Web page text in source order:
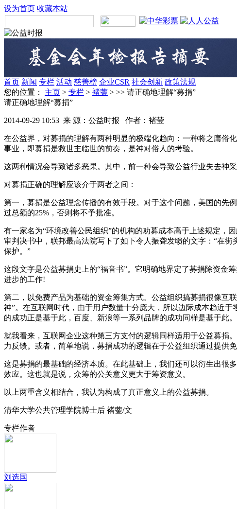
设为首页 收藏本站
首页 新闻 专栏 活动 慈善榜 企业CSR 社会创新 政策法规
您的位置： 主页 > 专栏 > 褚蓥 > >> 请正确地理解“募捐”
请正确地理解“募捐”
2014-09-29 10:53 来 源：公益时报 作者：褚莹
在公益界，对募捐的理解有两种明显的极端化趋向：一种将之庸俗
事业，即募捐是救世主临世的前奏，是神对俗人的考验。
这两种情况会导致诸多恶果。其中，前一种会导致公益行业失去神
对募捐正确的理解应该介于两者之间：
第一，募捐是公益理念传播的有效手段。对于这个问题，美国的先
过总额的25%，否则将不予批准。
有一家名为“环境改善公民组织”的机构的劝募成本高于上述规定，
审判决书中，联邦最高法院写下了如下令人振聋发聩的文字：“在
保护。”
这段文字是公益募捐史上的“福音书”。它明确地界定了募捐除资
进步的工作!
第二，以免费产品为基础的资金筹集方式。公益组织搞募捐很像互
神”。在互联网时代，由于用户数量十分庞大，所以边际成本趋近
的成功正是基于此，百度、新浪等一系列品牌的成功同样是基于此。
就我看来，互联网企业这种第三方支付的逻辑同样适用于公益募捐
力反馈。或者，简单地说，募捐成功的逻辑在于公益组织通过提供
这是募捐的最基础的经济本质。在此基础上，我们还可以衍生出很
效应。这也就是说，众筹的公关意义更大于筹资意义。
以上两重含义相结合，我认为构成了真正意义上的公益募捐。
清华大学公共管理学院博士后 褚蓥/文
专栏作者
刘选国